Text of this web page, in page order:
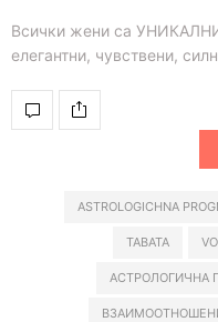
Всички жени са
елегантни, чувствени,
ASTROLOGICHNA
TABATA
АСТРОЛОГИЧНА